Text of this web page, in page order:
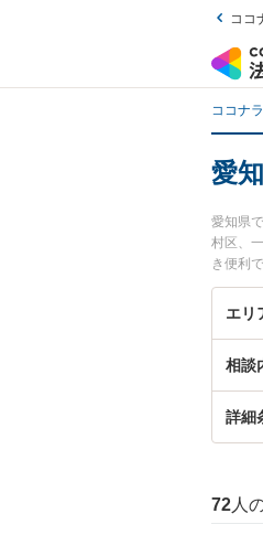
ココ
ココナ
愛
愛知県
村区、
き便利
用、強
検索し
エリ
相談
詳細
72 人